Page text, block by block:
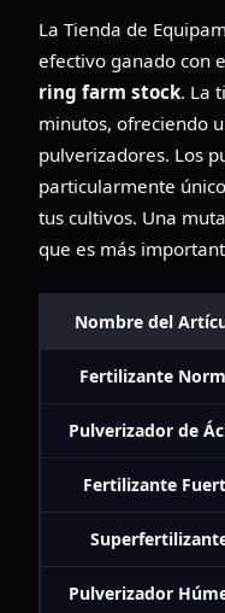
La Tienda de
efectivo ganado con
ring farm stock. La
minutos, ofreciendo
pulverizadores. Los
particularmente
tus cultivos. Una
que es más
Nombre del
Fertilizante
Pulverizador de
Fertilizante
Pulverizador